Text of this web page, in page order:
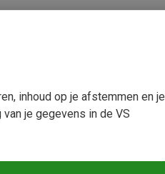
inhoud op je afstemmen en je
je gegevens in de VS